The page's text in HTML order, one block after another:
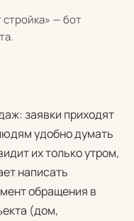
стройка» — бот
заявки приходят
удобно думать
их только утром,
написать
обращения в
(дом,